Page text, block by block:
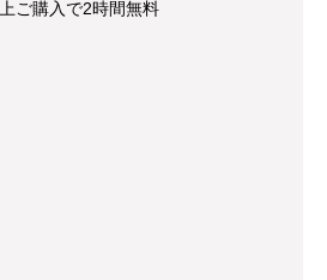
ご購入で2時間無料